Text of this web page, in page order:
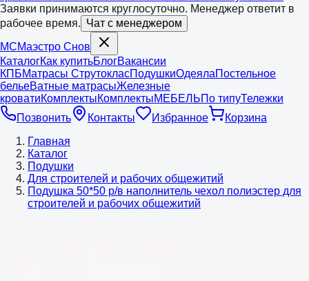
Заявки принимаются круглосуточно. Менеджер ответит в
рабочее время. Чат с менеджером
МСМаэстро Снов
КаталогКак купитьБлогВакансии
КПБМатрасы СтрутокласПодушкиОдеялаПостельное
бельеВатные матрасыЖелезные
кроватиКомплектыКомплектыМЕБЕЛЬПо типуТележки
Позвонить
Контакты Избранное
Корзина
Главная
Каталог
Подушки
Для строителей и рабочих общежитий
Подушка 50*50 р/в наполнитель чехол полиэстер для
строителей и рабочих общежитий